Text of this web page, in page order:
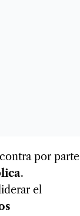
por parte
.
el